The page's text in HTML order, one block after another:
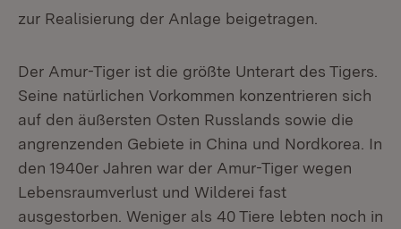
zur Realisierung der Anlage beigetragen.
Der Amur-Tiger ist die größte Unterart des Tigers.
Seine natürlichen Vorkommen konzentrieren sich
auf den äußersten Osten Russlands sowie die
angrenzenden Gebiete in China und Nordkorea. In
den 1940er Jahren war der Amur-Tiger wegen
Lebensraumverlust und Wilderei fast
ausgestorben. Weniger als 40 Tiere lebten noch in